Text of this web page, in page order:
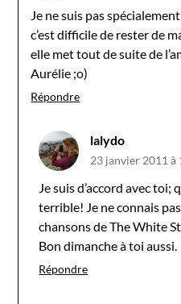
Je ne suis pas
c’est difficile de rester de
elle met tout de suite de
Aurélie ;o)
Répondre
lalydo
23 janvier 2011 à
Je suis d’accord avec
terrible! Je ne connais
chansons de The White
Bon dimanche à toi aussi.
Répondre